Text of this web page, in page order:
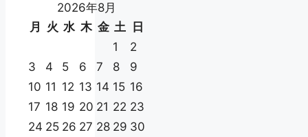
2026年8月
月
火 水 木 金 土
日
1
2
3
4 5 6 7 8
9
10 11 12 13 14 15 16
17 18 19 20 21 22 23
24 25 26 27 28 29 30